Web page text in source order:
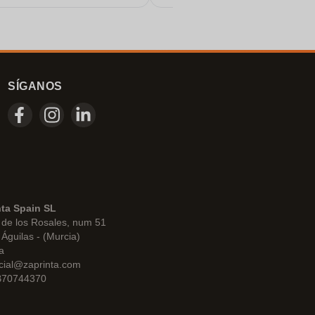
SÍGANOS
Spain SL
los Rosales, num 51
- (Murcia)